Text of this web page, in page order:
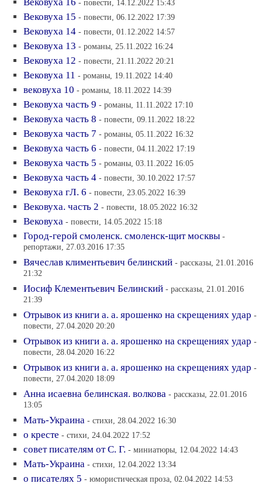
- повести, 14.12.2022 15:43
Вековуха 15 - повести, 06.12.2022 17:39
Вековуха 14 - повести, 01.12.2022 14:57
Вековуха 13 - романы, 25.11.2022 16:24
Вековуха 12 - повести, 21.11.2022 20:21
Вековуха 11 - романы, 19.11.2022 14:40
вековуха 10 - романы, 18.11.2022 14:39
Вековуха часть 9 - романы, 11.11.2022 17:10
Вековуха часть 8 - повести, 09.11.2022 18:22
Вековуха часть 7 - романы, 05.11.2022 16:32
Вековуха часть 6 - повести, 04.11.2022 17:19
Вековуха часть 5 - романы, 03.11.2022 16:05
Вековуха часть 4 - повести, 30.10.2022 17:57
Вековуха гЛ. 6 - повести, 23.05.2022 16:39
Вековуха. часть 2 - повести, 18.05.2022 16:32
Вековуха - повести, 14.05.2022 15:18
Город-герой смоленск. смоленск-щит москвы -
репортажи, 27.03.2016 17:35
Вячеслав климентьевич белинский - рассказы, 21.01.2016
21:32
Иосиф Клементьевич Белинский - рассказы, 21.01.2016
21:39
Отрывок из книги а. а. ярошенко на скрещениях удар -
повести, 27.04.2020 20:20
Отрывок из книги а. а. ярошенко на скрещениях удар -
повести, 28.04.2020 16:22
Отрывок из книги а. а. ярошенко на скрещениях удар -
повести, 27.04.2020 18:09
Анна исаевна белинская. волкова - рассказы, 22.01.2016
13:05
Мать-Украина - стихи, 28.04.2022 16:30
о кресте - стихи, 24.04.2022 17:52
совет писателям от С. Г. - миниатюры, 12.04.2022 14:43
Мать-Украина - стихи, 12.04.2022 13:34
о писателях 5 - юмористическая проза, 02.04.2022 14:53